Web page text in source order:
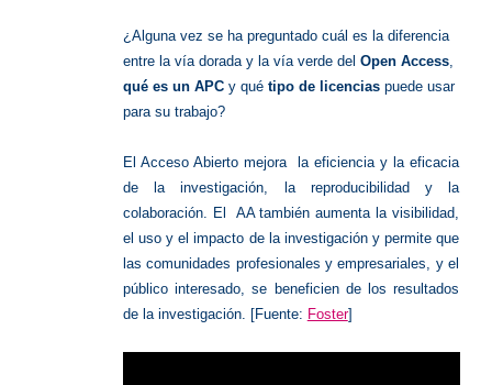
¿Alguna vez se ha preguntado cuál es la diferencia
entre la vía dorada y la vía verde del Open Access,
qué es un APCy qué tipo de licenciaspuede usar
para su trabajo?
El Acceso Abierto mejora la eficiencia y la eficacia
de la investigación, la reproducibilidad y la
colaboración. El AA también aumenta la visibilidad,
el uso y el impacto de la investigación y permite que
las comunidades profesionales y empresariales, y el
público interesado, se beneficien de los resultados
de la investigación. [Fuente: Foster]